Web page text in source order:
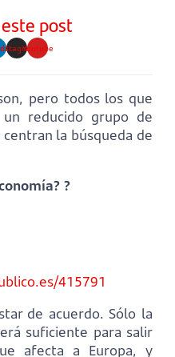
post
Youtube
pero todos los que
reducido grupo de
la búsqueda de
?
415791
de acuerdo. Sólo la
suficiente para salir
afecta a Europa, y